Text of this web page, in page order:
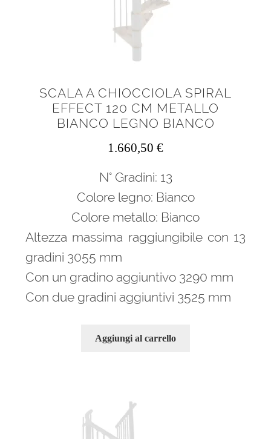
SCALA A CHIOCCIOLA SPIRAL
EFFECT 120 CM METALLO
BIANCO LEGNO BIANCO
1.660,50 €
N° Gradini: 13
Colore legno: Bianco
Colore metallo: Bianco
Altezza massima raggiungibile con 13
gradini 3055 mm
Con un gradino aggiuntivo 3290 mm
Con due gradini aggiuntivi 3525 mm
Aggiungi al carrello